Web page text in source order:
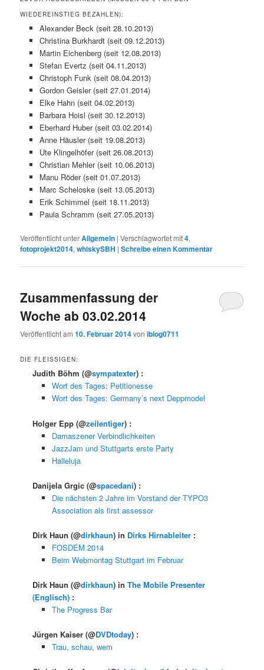
WIEDEREINSTIEG BEZAHLEN):
Alexander Beck (seit 28.10.2013)
Christina Burkhardt (seit 09.12.2013)
Martin Eichenberg (seit 12.08.2013)
Stefan Evertz (seit 04.11.2013)
Christoph Funk (seit 08.04.2013)
Gordon Geisler (seit 27.01.2014)
Elke Hahn (seit 04.02.2013)
Barbara Hoisl (seit 30.12.2013)
Eberhard Huber (seit 03.02.2014)
Anne Häusler (seit 19.08.2013)
Ute Klingelhöfer (seit 26.08.2013)
Christian Mehler (seit 10.06.2013)
Manu Röder (seit 01.07.2013)
Marc Scheloske (seit 13.05.2013)
Erik Schimmel (seit 18.11.2013)
Paula Schramm (seit 27.05.2013)
Veröffentlicht unterAllgemein |Verschlagwortet mit4,
fotoprojekt2014,whiskySBH |Schreibe einen Kommentar
Zusammenfassung der
Woche ab 03.02.2014
Veröffentlicht am10. Februar 2014voniblog0711
DIE FLEISSIGEN:
Judith Böhm(@sympatexter) :
Wort des Tages: Petitionesse
Wort des Tages: Germany’s next Deppmodel
Holger Epp(@zeilentiger) :
Damaszener Verbindlichkeiten
JazzJam und Stuttgarts erste Party
Halleluja
Danijela Grgic(@spacedani) :
Die nächsten 2 Jahre im Vorstand der TYPO3
Association als first assessor
Dirk Haun(@dirkhaun) in Dirks Hirnableiter :
FOSDEM 2014
Beim Webmontag Stuttgart im Februar
Dirk Haun(@dirkhaun) inThe Mobile Presenter
(Englisch) :
The Progress Bar
Jürgen Kaiser(@DVDtoday) :
Trau, schau, wem